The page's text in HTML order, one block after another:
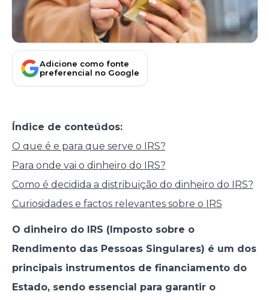
Adicione como fonte
preferencial no Google
Índice de conteúdos:
O que é e para que serve o IRS?
Para onde vai o dinheiro do IRS?
Como é decidida a distribuição do dinheiro do IRS?
Curiosidades e factos relevantes sobre o IRS
O dinheiro do IRS (Imposto sobre o
Rendimento das Pessoas Singulares) é um dos
principais instrumentos de financiamento do
Estado, sendo essencial para garantir o